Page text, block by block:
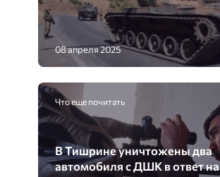
08 апреля 2025
Что еще почитать
В Тишрине уничтожены два
автомобиля с ДШК в ответ на